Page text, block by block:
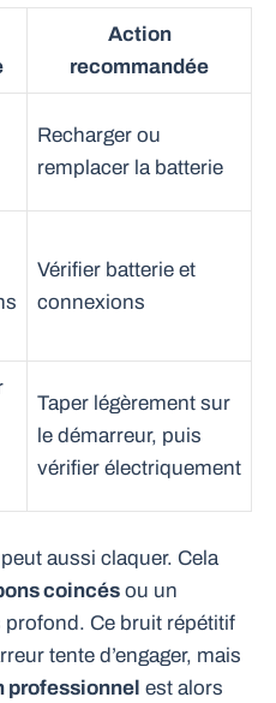
Action
recommandée
Recharger ou
remplacer la batterie
Vérifier batterie et
connexions
Taper légèrement sur
le démarreur, puis
vérifier électriquement
aussi claquer. Cela
coincés ou un
Ce bruit répétitif
tente d’engager, mais
professionnel est alors